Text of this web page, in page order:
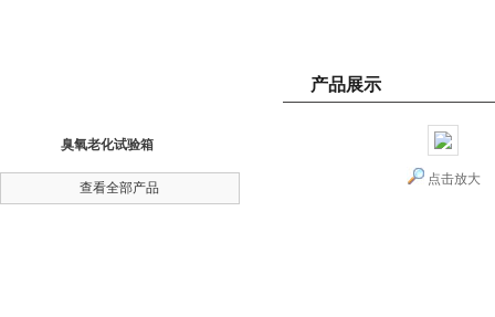
臭氧老化试验箱
查看全部产品
产品展示
点击放大